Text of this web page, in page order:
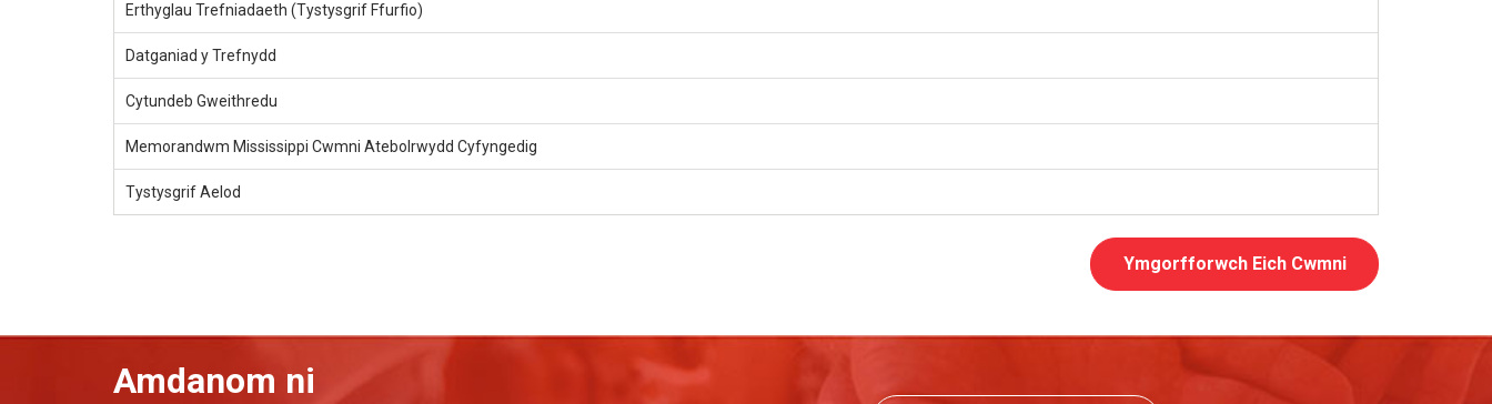
Erthyglau Trefniadaeth (Tystysgrif Ffurfio)
Datganiad y Trefnydd
Cytundeb Gweithredu
Memorandwm Mississippi Cwmni Atebolrwydd Cyfyngedig
Tystysgrif Aelod
Ymgorfforwch Eich Cwmni
Amdanom ni